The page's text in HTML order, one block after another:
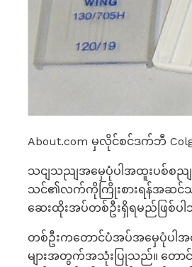
About.com မှလိုင်စင်ဒက်ဘီ
သငျသညျအမှေပုံပါအထူးပစ်စည
သင်၏လက်ကိုကြိုးစားရန်အဆင်သ
ဆေးထိုးအပ်တစ်ဦးရှိရမည်ဖြစ်ပ
တစ်ဦးကတောင်ပံအပ်အမှေပုံပါအ
များအတွက်အသုံးပြုသည်။ တောင်